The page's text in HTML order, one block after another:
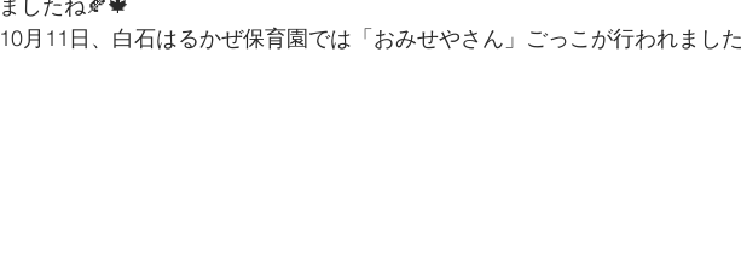
10月11日、白石はるかぜ保育園では「おみせやさん」ごっこが行われまし